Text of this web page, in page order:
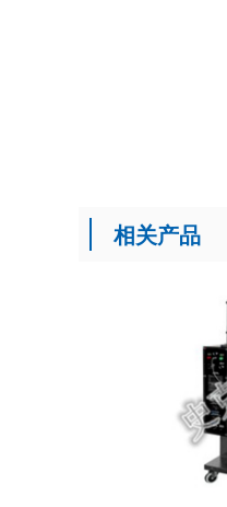
相关产品